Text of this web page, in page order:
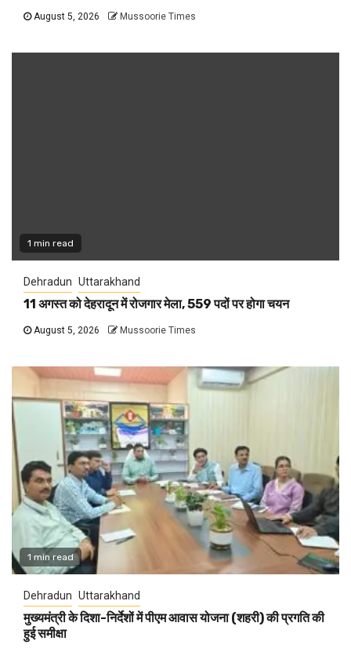
August 5, 2026 Mussoorie Times
1 min read
Dehradun Uttarakhand
11 अगस्त को देहरादून में रोजगार मेला, 559 पदों पर होगा चयन
August 5, 2026 Mussoorie Times
1 min read
Dehradun Uttarakhand
मुख्यमंत्री के दिशा-निर्देशों में पीएम आवास योजना (शहरी) की प्रगति की
हुई समीक्षा